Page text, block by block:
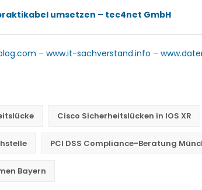
umsetzen – tec4net GmbH
– www.it-sachverstand.info –
Cisco Sicherheitslücken in IOS XR
PCI DSS Compliance-Beratung
Bayern